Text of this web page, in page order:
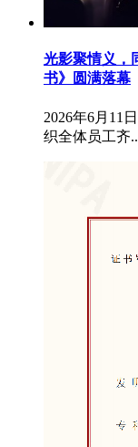
光影聚情义，
书》圆满落幕
2026年6月11
织全体员工齐